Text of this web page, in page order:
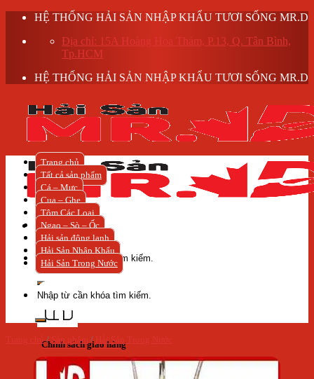
Skip
content
HỆ THỐNG HẢI SẢN NHẬP KHẨU TƯƠI SỐNG MR.D
Địa chỉ: 15A Hoàng Hoa Thám, P.13, Q. Tân Bình,
Tp.HCM
HỆ THỐNG HẢI SẢN NHẬP KHẨU TƯƠI SỐNG MR.D
Tìm
kiếm:
Chính sách giao hàng
Trang chủ
Tất cả sản phẩm
Cá – Mực
Cua – Ghẹ
Tôm Các Loại
Ngao – Sò – Ốc
Hải sản đông lạnh
Hải Sản Nhập Khẩu
Hải Sản Trong Nước
Tìm
kiếm:
Trang chủ / Sản phẩm / Hải Sản Trong Nước